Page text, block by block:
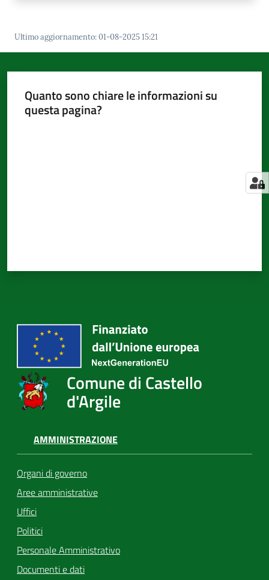
Ultimo aggiornamento:01-08-2025 15:21
Quanto sono chiare le informazioni su
questa pagina?
Comune di Castello
d'Argile
AMMINISTRAZIONE
Organi di governo
Aree amministrative
Uffici
Politici
Personale Amministrativo
Documenti e dati